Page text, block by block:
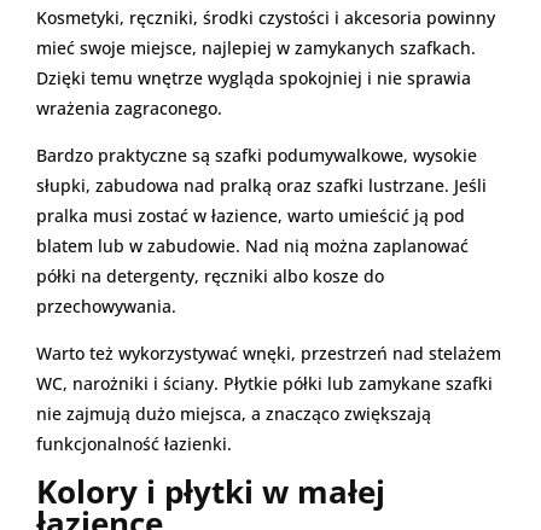
Kosmetyki, ręczniki, środki czystości i akcesoria powinny
mieć swoje miejsce, najlepiej w zamykanych szafkach.
Dzięki temu wnętrze wygląda spokojniej i nie sprawia
wrażenia zagraconego.
Bardzo praktyczne są szafki podumywalkowe, wysokie
słupki, zabudowa nad pralką oraz szafki lustrzane. Jeśli
pralka musi zostać w łazience, warto umieścić ją pod
blatem lub w zabudowie. Nad nią można zaplanować
półki na detergenty, ręczniki albo kosze do
przechowywania.
Warto też wykorzystywać wnęki, przestrzeń nad stelażem
WC, narożniki i ściany. Płytkie półki lub zamykane szafki
nie zajmują dużo miejsca, a znacząco zwiększają
funkcjonalność łazienki.
Kolory i płytki w małej